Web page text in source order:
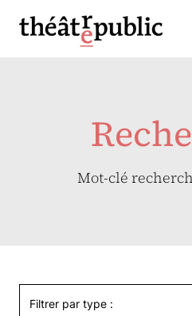
Mot-clé
Filtrer par type :